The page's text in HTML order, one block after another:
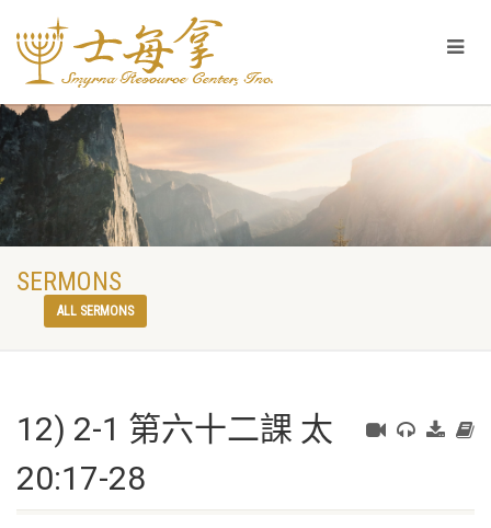
SERMONS
ALL SERMONS
12) 2-1 第六十二課 太
20:17-28